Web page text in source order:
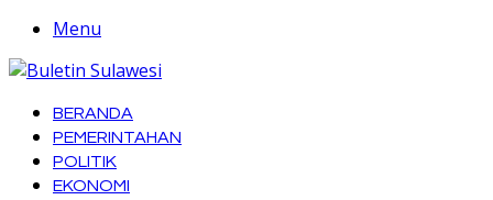
Menu
BERANDA
PEMERINTAHAN
POLITIK
EKONOMI